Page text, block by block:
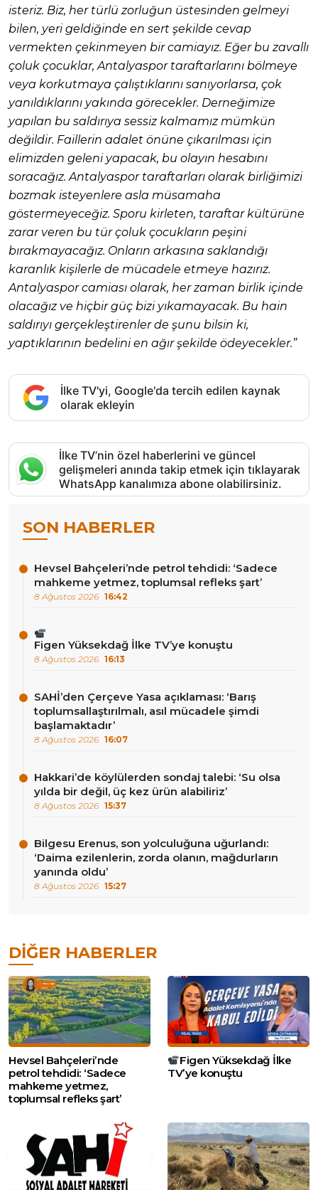
isteriz. Biz, her türlü zorluğun üstesinden gelmeyi
bilen, yeri geldiğinde en sert şekilde cevap
vermekten çekinmeyen bir camiayız. Eğer bu zavallı
çoluk çocuklar, Antalyaspor taraftarlarını bölmeye
veya korkutmaya çalıştıklarını sanıyorlarsa, çok
yanıldıklarını yakında görecekler. Derneğimize
yapılan bu saldırıya sessiz kalmamız mümkün
değildir. Faillerin adalet önüne çıkarılması için
elimizden geleni yapacak, bu olayın hesabını
soracağız. Antalyaspor taraftarları olarak birliğimizi
bozmak isteyenlere asla müsamaha
göstermeyeceğiz. Sporu kirleten, taraftar kültürüne
zarar veren bu tür çoluk çocukların peşini
bırakmayacağız. Onların arkasına saklandığı
karanlık kişilerle de mücadele etmeye hazırız.
Antalyaspor camiası olarak, her zaman birlik içinde
olacağız ve hiçbir güç bizi yıkamayacak. Bu hain
saldırıyı gerçekleştirenler de şunu bilsin ki,
yaptıklarının bedelini en ağır şekilde ödeyecekler.”
İlke TV'yi, Google'da tercih edilen kaynak
olarak ekleyin
İlke TV’nin özel haberlerini ve güncel
gelişmeleri anında takip etmek için tıklayarak
WhatsApp kanalımıza abone olabilirsiniz.
SON HABERLER
Hevsel Bahçeleri’nde petrol tehdidi: ‘Sadece
mahkeme yetmez, toplumsal refleks şart’
8 Ağustos 2026 16:42
Figen Yüksekdağ İlke TV’ye konuştu
8 Ağustos 2026 16:13
SAHİ’den Çerçeve Yasa açıklaması: ‘Barış
toplumsallaştırılmalı, asıl mücadele şimdi
başlamaktadır’
8 Ağustos 2026 16:07
Hakkari’de köylülerden sondaj talebi: ‘Su olsa
yılda bir değil, üç kez ürün alabiliriz’
8 Ağustos 2026 15:37
Bilgesu Erenus, son yolculuğuna uğurlandı:
‘Daima ezilenlerin, zorda olanın, mağdurların
yanında oldu’
8 Ağustos 2026 15:27
DIĞER HABERLER
Hevsel Bahçeleri’nde
petrol tehdidi: ‘Sadece
mahkeme yetmez,
toplumsal refleks şart’
Figen Yüksekdağ İlke
TV’ye konuştu